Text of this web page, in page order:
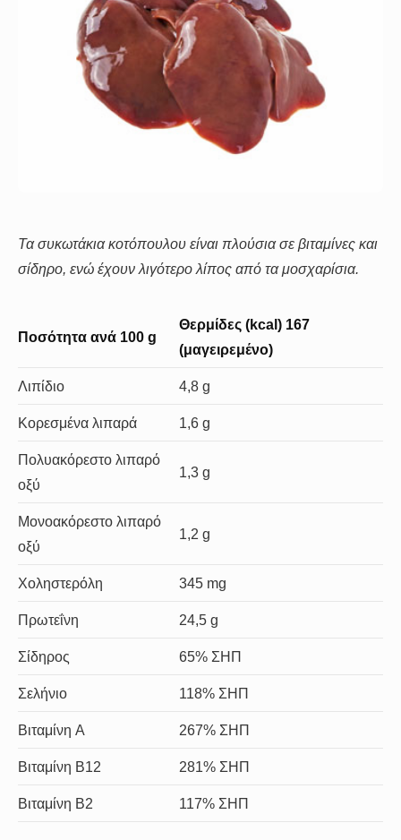
Τα συκωτάκια κοτόπουλου είναι πλούσια σε βιταμίνες και
σίδηρο, ενώ έχουν λιγότερο λίπος από τα μοσχαρίσια.
Ποσότητα ανά 100 g
Θερμίδες (kcal) 167
(μαγειρεμένο)
Λιπίδιο 4,8 g
Κορεσμένα λιπαρά 1,6 g
Πολυακόρεστο λιπαρό
οξύ
1,3 g
Μονοακόρεστο λιπαρό
οξύ
1,2 g
Χοληστερόλη 345 mg
Πρωτεΐνη 24,5 g
Σίδηρος 65% ΣΗΠ
Σελήνιο 118% ΣΗΠ
Βιταμίνη A 267% ΣΗΠ
Βιταμίνη B12 281% ΣΗΠ
Βιταμίνη B2 117% ΣΗΠ